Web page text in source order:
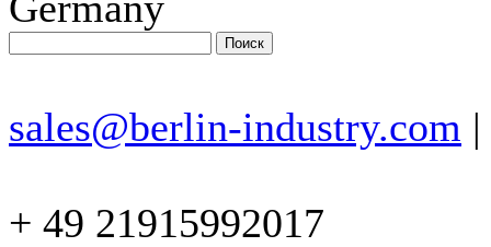
sales@berlin-industry.com |
+ 49 21915992017